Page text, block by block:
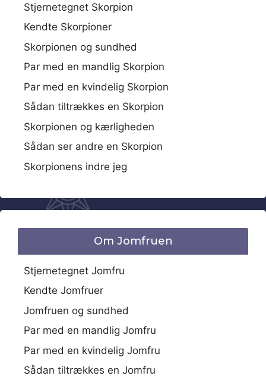
Stjernetegnet Skorpion
Kendte Skorpioner
Skorpionen og sundhed
Par med en mandlig Skorpion
Par med en kvindelig Skorpion
Sådan tiltrækkes en Skorpion
Skorpionen og kærligheden
Sådan ser andre en Skorpion
Skorpionens indre jeg
Om Jomfruen
Stjernetegnet Jomfru
Kendte Jomfruer
Jomfruen og sundhed
Par med en mandlig Jomfru
Par med en kvindelig Jomfru
Sådan tiltrækkes en Jomfru